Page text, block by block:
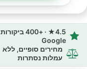
4.5★ · +400 ביקורות
Google
מחירים סופיים, ללא
עמלות נסתרות